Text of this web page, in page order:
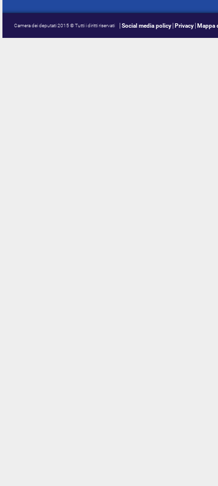
Camera dei deputati 2015 © Tutti i diritti riservati Social media policy Privacy Mappa